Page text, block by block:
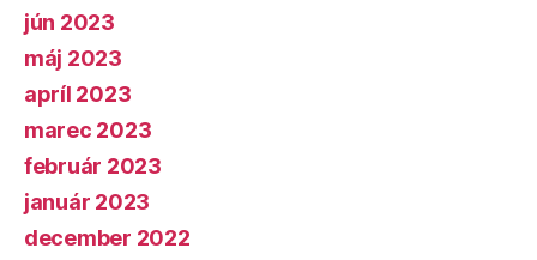
jún 2023
máj 2023
apríl 2023
marec 2023
február 2023
január 2023
december 2022